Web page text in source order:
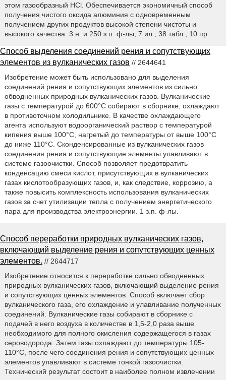
этом газообразный HCl. Обеспечивается экономичный способ
получения чистого оксида алюминия с одновременным
получением других продуктов высокой степени чистоты и
высокого качества. 3 н. и 250 з.п. ф-лы, 7 ил., 38 табл., 10 пр.
Способ выделения соединений рения и сопутствующих
элементов из вулканических газов // 2644641
Изобретение может быть использовано для выделения
соединений рения и сопутствующих элементов из сильно
обводненных природных вулканических газов. Вулканические
газы с температурой до 600°С собирают в сборнике, охлаждают
в противоточном холодильнике. В качестве охлаждающего
агента используют водоорганический раствор с температурой
кипения выше 100°С, нагретый до температуры от выше 100°С
до ниже 110°С. Сконденсированные из вулканических газов
соединения рения и сопутствующие элементы улавливают в
системе газоочистки. Способ позволяет предотвратить
конденсацию смеси кислот, присутствующих в вулканических
газах кислотообразующих газов, и, как следствие, коррозию, а
также повысить комплексность использования вулканических
газов за счет утилизации тепла с получением энергетического
пара для производства электроэнергии. 1 з.п. ф-лы.
Способ переработки природных вулканических газов,
включающий выделение рения и сопутствующих ценных
элементов. // 2644717
Изобретение относится к переработке сильно обводненных
природных вулканических газов, включающий выделение рения
и сопутствующих ценных элементов. Способ включает сбор
вулканического газа, его охлаждение и улавливание полученных
соединений. Вулканические газы собирают в сборнике с
подачей в него воздуха в количестве в 1,5-2,0 раза выше
необходимого для полного окисления содержащегося в газах
сероводорода. Затем газы охлаждают до температуры 105-
110°С, после чего соединения рения и сопутствующих ценных
элементов улавливают в системе тонкой газоочистки.
Технический результат состоит в наиболее полном извлечении